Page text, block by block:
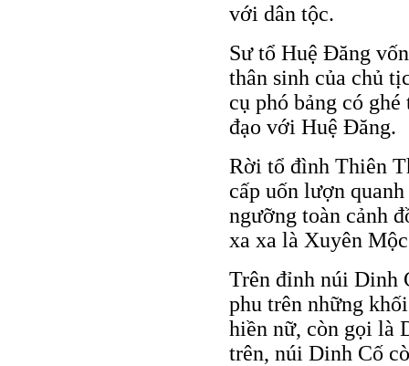
với dân tộc.
Sư tổ Huệ Đăng
thân sinh của chủ
cụ phó bảng có
đạo với Huệ Đăng.
Rời tổ đình Thiên
cấp uốn lượn
ngưỡng toàn cảnh
xa xa là Xuyên
Trên đỉnh núi Dinh
phu trên những
hiền nữ, còn gọi là
trên, núi Dinh Cố